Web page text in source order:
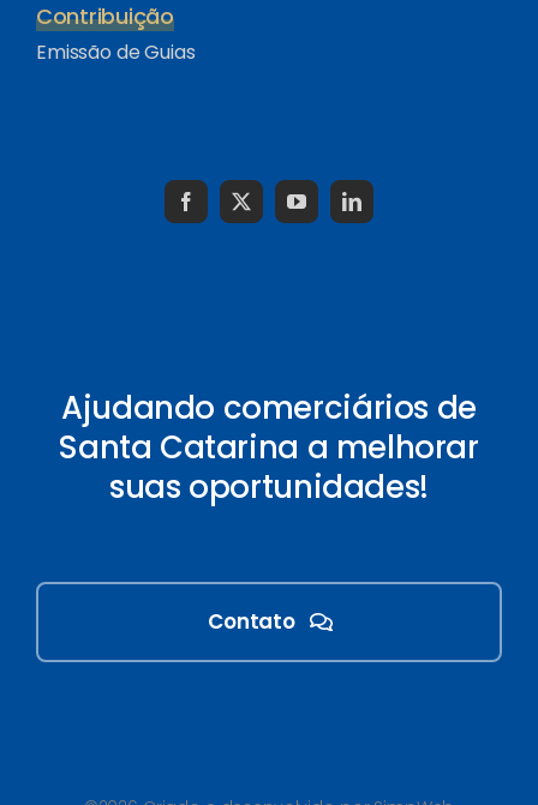
Contribuição
Emissão de Guias
Ajudando comerciários de
Santa Catarina a melhorar
suas oportunidades!
Contato